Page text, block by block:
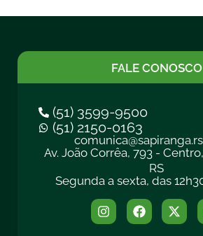
FALE CONOSCO
(51) 3599-9500
(51) 2150-0163
Av. João Corrêa, 793 -
RS
Segunda a sexta, das